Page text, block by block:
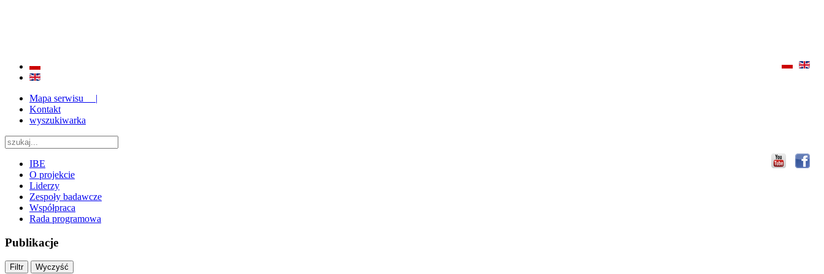
Mapa serwisu |
Kontakt
wyszukiwarka
IBE
O projekcie
Liderzy
Zespoły badawcze
Współpraca
Rada programowa
Publikacje